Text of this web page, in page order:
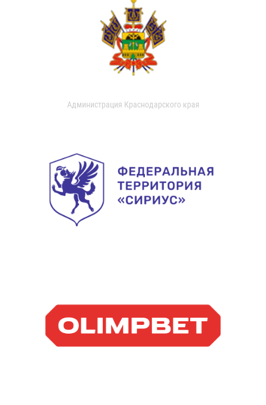
Администрация Краснодарского края